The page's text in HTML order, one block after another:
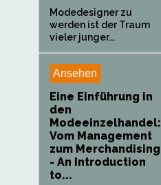
Modedesigner zu
werden ist der Traum
vieler junger...
Ansehen
Eine Einführung in
den
Modeeinzelhandel:
Vom Management
zum Merchandising
- An Introduction
to...